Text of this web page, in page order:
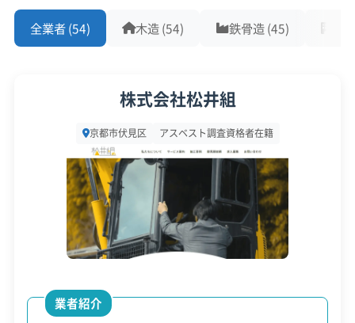
や、廃材を小さなトラックで何度も運び出す「小運
搬」が必要で、人件費と工期が大幅に増加する傾向
り離しには、補修費用や高度な技術が求められま
主な注意点：4tトラック進入不可、手壊しによる
人件費増、長屋の切り離し補修
区東部、右京区御室など）
アスベストレベル1,2除去 ブロック塀
土木工事
(9)
建設業許可 解体工事業登録
産業廃棄物収集運搬業許可
産業廃棄物処分業許可
石綿作業主任者
建築物石綿含有建材調査者
解体工事施工技士
1級土木施工管理技士
1級建設機械施工管理技士
安全対策・リスク管理
全業者 (54) 木造 (54) 鉄骨造 (45)
株式会社松井組
京都市伏見区 アスベスト調査資格者在籍
業者紹介